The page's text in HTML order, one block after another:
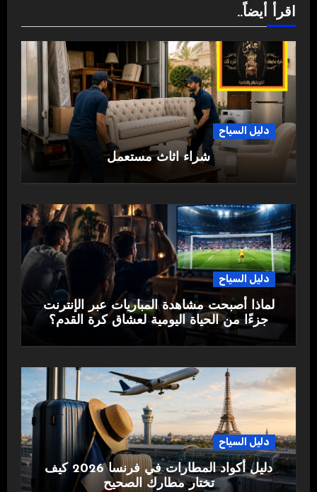
اقرأ أيضاً..
دليل السياح
شراء اثاث مستعمل
دليل السياح
لماذا أصبحت مشاهدة المباريات عبر الإنترنت
جزءًا من الحياة اليومية لعشاق كرة القدم؟
دليل السياح
دليل أكواد المطارات في فرنسا 2026 كيف
تختار مطارك الصحيح